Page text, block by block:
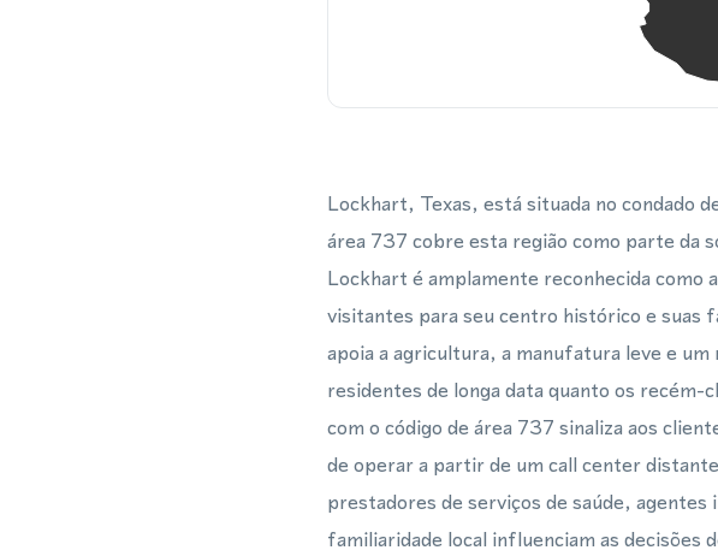
Lockhart, Texas, está situada no condado
área 737 cobre esta região como parte da
Lockhart é amplamente reconhecida como
visitantes para seu centro histórico e suas
apoia a agricultura, a manufatura leve e
residentes de longa data quanto os
com o código de área 737 sinaliza aos
de operar a partir de um call center
prestadores de serviços de saúde,
familiaridade local influenciam as decisões